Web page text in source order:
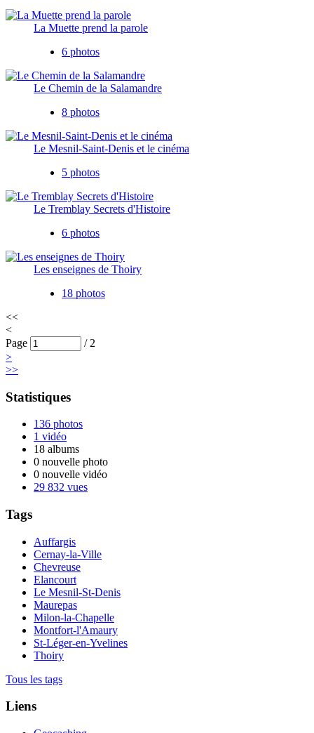
La Muette prend la parole
6 photos
Le Chemin de la Salamandre
8 photos
Le Mesnil-Saint-Denis et le cinéma
5 photos
Le Tremblay Secrets d'Histoire
6 photos
Les enseignes de Thoiry
18 photos
<<
<
Page
/ 2
>
>>
Statistiques
136 photos
1 vidéo
18 albums
0 nouvelle photo
0 nouvelle vidéo
29 832 vues
Tags
Auffargis
Cernay-la-Ville
Chevreuse
Elancourt
Le Mesnil-St-Denis
Maurepas
Milon-la-Chapelle
Montfort-l'Amaury
St-Léger-en-Yvelines
Thoiry
Tous les tags
Liens